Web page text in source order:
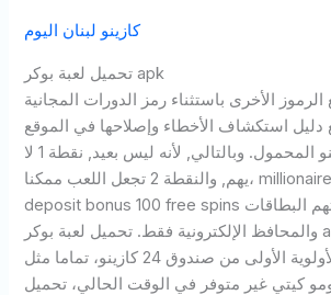
كازينو لبنان اليوم
تحميل لعبة بوكر apk
الأخرى باستثناء رمز الدورات المجانية
دليل استكشاف الأخطاء وإصلاحها في الموقع
الجغرافي للكازينو المحمول. وبالتالي, لأنه ليس بعيد, نقطة 1 لا
يهم, والنقطة 2 تجعل اللعب ممكنا، millionaire games casino no
deposit bonus 100 free spins تشمل اختياراتهم البطاقات
والمحافظ الإلكترونية فقط. تحميل لعبة بوكر apk لتلبية متطلبات
اللاعبين ثابت هو الأولوية الأولى من صندوق 24 كازينو، تماما مثل
كيتي غير متوفر في الوقت الحالي، تحميل